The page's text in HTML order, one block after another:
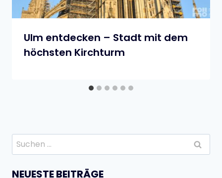
Ulm entdecken – Stadt mit dem
höchsten Kirchturm
Suchen
nach:
NEUESTE BEITRÄGE